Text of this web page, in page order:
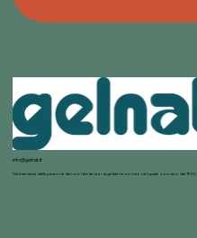
info@gelnat.it
Gelnat nasce dalla passione dei suoi titolari per la gelateria, mondo nel quale operano dal 1950.